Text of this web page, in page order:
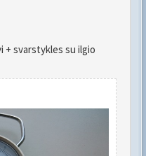
+ svarstykles su ilgio